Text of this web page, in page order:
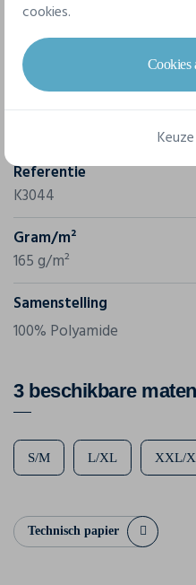
Eigenschappen
Merk
Referentie
K3044
Gram/m²
165 g/m²
Samenstelling
100% Polyamide
3 beschikbare maten
S/M L/XL XXL/
Technisch papier
cookies.
Cookies